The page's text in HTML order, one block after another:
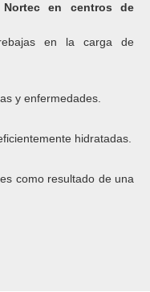
en centros de
en la carga de
y enfermedades.
hidratadas.
como resultado de una